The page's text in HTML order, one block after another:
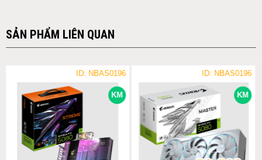
SẢN PHẨM LIÊN QUAN
KM
ID: NBAS0196
KM
ID: NBAS0196